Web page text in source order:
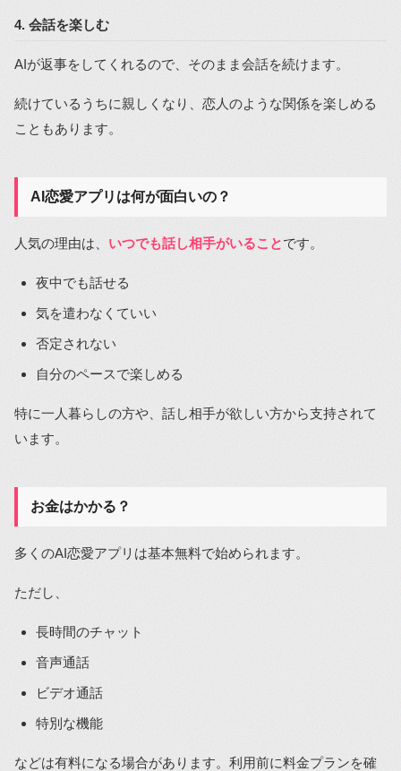
4. 会話を楽しむ
AIが返事をしてくれるので、そのまま会話を続けます。
続けているうちに親しくなり、恋人のような関係を楽しめる
こともあります。
AI恋愛アプリは何が面白いの？
人気の理由は、 いつでも話し相手がいることです。
夜中でも話せる
気を遣わなくていい
否定されない
自分のペースで楽しめる
特に一人暮らしの方や、話し相手が欲しい方から支持されて
います。
お金はかかる？
多くのAI恋愛アプリは基本無料で始められます。
ただし、
長時間のチャット
音声通話
ビデオ通話
特別な機能
などは有料になる場合があります。利用前に料金プランを確